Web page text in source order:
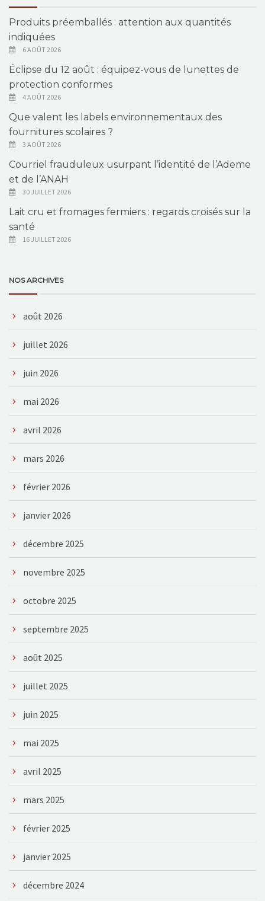
Produits préemballés : attention aux quantités
indiquées
6 AOÛT 2026
Éclipse du 12 août : équipez-vous de lunettes de
protection conformes
4 AOÛT 2026
Que valent les labels environnementaux des
fournitures scolaires ?
3 AOÛT 2026
Courriel frauduleux usurpant l’identité de l’Ademe
et de l’ANAH
30 JUILLET 2026
Lait cru et fromages fermiers : regards croisés sur la
santé
16 JUILLET 2026
NOS ARCHIVES
août 2026
juillet 2026
juin 2026
mai 2026
avril 2026
mars 2026
février 2026
janvier 2026
décembre 2025
novembre 2025
octobre 2025
septembre 2025
août 2025
juillet 2025
juin 2025
mai 2025
avril 2025
mars 2025
février 2025
janvier 2025
décembre 2024